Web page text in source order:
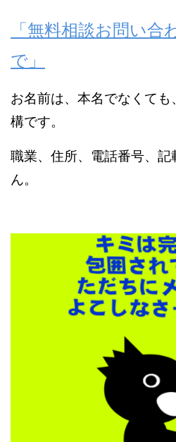
「無料相談お問い合
で」
お名前は、本名でなくて
構です。
職業、住所、電話番号、
ん。